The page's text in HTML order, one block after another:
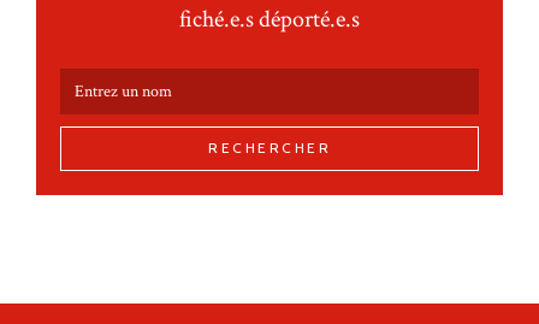
fiché.e.s déporté.e.s
RECHERCHER